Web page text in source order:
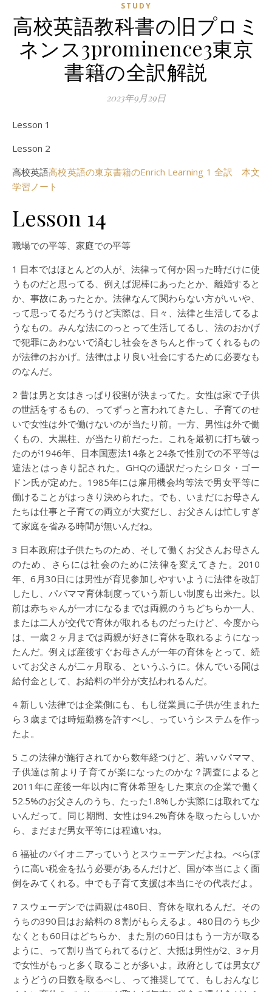
STUDY
高校英語教科書の旧プロミ
ネンス3prominence3東京
書籍の全訳解説
2023年9月29日
Lesson 1
Lesson 2
高校英語高校英語の東京書籍のEnrich Learning 1 全訳 本文
学習ノート
Lesson 14
職場での平等、家庭での平等
1 日本ではほとんどの人が、法律って何か困った時だけに使
うものだと思ってる、例えば泥棒にあったとか、離婚すると
か、事故にあったとか。法律なんて関わらない方がいいや、
って思ってるだろうけど実際は、日々、法律と生活してるよ
うなもの。みんな法にのっとって生活してるし、法のおかげ
で犯罪にあわないで済むし社会をきちんと作ってくれるもの
が法律のおかげ。法律はより良い社会にするために必要なも
のなんだ。
2 昔は男と女はきっぱり役割が決まってた。女性は家で子供
の世話をするもの、ってずっと言われてきたし、子育てのせ
いで女性は外で働けないのが当たり前。一方、男性は外で働
くもの、大黒柱、が当たり前だった。これを最初に打ち破っ
たのが1946年、日本国憲法14条と24条で性別での不平等は
違法とはっきり記された。GHQの通訳だったシロタ・ゴー
ドン氏が定めた。1985年には雇用機会均等法で男女平等に
働けることがはっきり決められた。でも、いまだにお母さん
たちは仕事と子育ての両立が大変だし、お父さんは忙しすぎ
て家庭を省みる時間が無いんだね。
3 日本政府は子供たちのため、そして働くお父さんお母さん
のため、さらには社会のために法律を変えてきた。2010
年、6月30日には男性が育児参加しやすいように法律を改訂
したし、パパママ育休制度っていう新しい制度も出来た。以
前は赤ちゃんが一才になるまでは両親のうちどちらか一人、
または二人が交代で育休が取れるものだったけど、今度から
は、一歳２ヶ月までは両親が好きに育休を取れるようになっ
たんだ。例えば産後すぐお母さんが一年の育休をとって、続
いてお父さんが二ヶ月取る、というふうに。休んでいる間は
給付金として、お給料の半分が支払われるんだ。
4 新しい法律では企業側にも、もし従業員に子供が生まれた
ら３歳までは時短勤務を許すべし、っていうシステムを作っ
たよ。
5 この法律が施行されてから数年経つけど、若いパパママ、
子供達は前より子育てが楽になったのかな？調査によると
2011年に産後一年以内に育休希望をした東京の企業で働く
52.5%のお父さんのうち、たった1.8%しか実際には取れてな
いんだって。同じ期間、女性は94.2%育休を取ったらしいか
ら、まだまだ男女平等には程遠いね。
6 福祉のパイオニアっていうとスウェーデンだよね。べらぼ
うに高い税金を払う必要があるんだけど、国が本当によく面
倒をみてくれる。中でも子育て支援は本当にその代表だよ。
7 スウェーデンでは両親は480日、育休を取れるんだ。その
うちの390日はお給料の８割がもらえるよ。480日のうち少
なくとも60日はどちらか、また別の60日はもう一方が取る
ように、って割り当てられてるけど、大抵は男性が2、3ヶ月
で女性がもっと多く取ることが多いよ。政府としては男女び
ょうどうの日数を取るべし、って推奨してて、もしおんなじ